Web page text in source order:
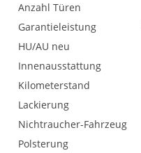
Anzahl Türen
Garantieleistung
HU/AU neu
Innenausstattung
Kilometerstand
Lackierung
Nichtraucher-Fahrzeug
Polsterung